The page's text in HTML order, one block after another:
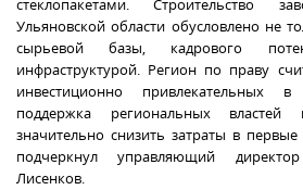
стеклопакетами. Строительство
Ульяновской области обусловлено не
сырьевой базы, кадрового
инфраструктурой. Регион по праву
инвестиционно привлекательных
поддержка региональных властей
значительно снизить затраты в
подчеркнул управляющий
Лисенков.